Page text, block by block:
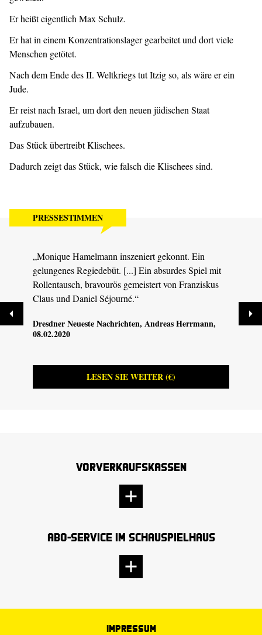
Er heißt eigentlich Max Schulz.
Er hat in einem Konzentrationslager gearbeitet und dort viele
Menschen getötet.
Nach dem Ende des II. Weltkriegs tut Itzig so, als wäre er ein
Jude.
Er reist nach Israel, um dort den neuen jüdischen Staat
aufzubauen.
Das Stück übertreibt Klischees.
Dadurch zeigt das Stück, wie falsch die Klischees sind.
PRESSESTIMMEN
„Monique Hamelmann inszeniert gekonnt. Ein
gelungenes Regiedebüt. [...] Ein absurdes Spiel mit
Rollentausch, bravourös gemeistert von Franziskus
Claus und Daniel Séjourné.“
Dresdner Neueste Nachrichten, Andreas Herrmann,
08.02.2020
LESEN SIE WEITER (€)
Vorverkaufskassen
Abo-Service im Schauspielhaus
Impressum